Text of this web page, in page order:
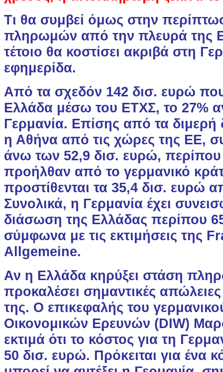
Τι θα συμβεί όμως στην
πληρωμών από την πλευρά της
τέτοιο θα κοστίσει ακριβά στη
εφημερίδα.
Από τα σχεδόν 142 δισ. ευρώ
Ελλάδα μέσω του ΕΤΧΣ, το 27%
Γερμανία. Επίσης από τα διμερή
η Αθήνα από τις χώρες της ΕΕ,
άνω των 52,9 δισ. ευρώ, περίπου
προήλθαν από το γερμανικό
προστίθενται τα 35,4 δισ. ευρώ
Συνολικά, η Γερμανία έχει
διάσωση της Ελλάδας περίπου
σύμφωνα με τις εκτιμήσεις της
Allgemeine.
Αν η Ελλάδα κηρύξει στάση
προκαλέσει σημαντικές
της. Ο επικεφαλής του
Οικονομικών Ερευνών (DIW)
εκτιμά ότι το κόστος για τη
50 δισ. ευρώ. Πρόκειται για ένα